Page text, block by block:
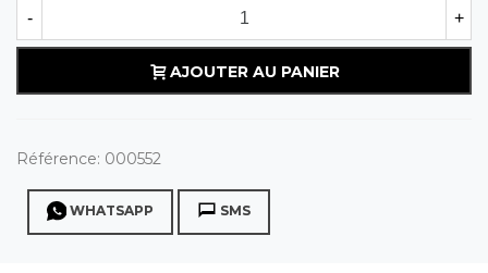
- +
AJOUTER AU PANIER
Référence: 000552
WHATSAPP SMS